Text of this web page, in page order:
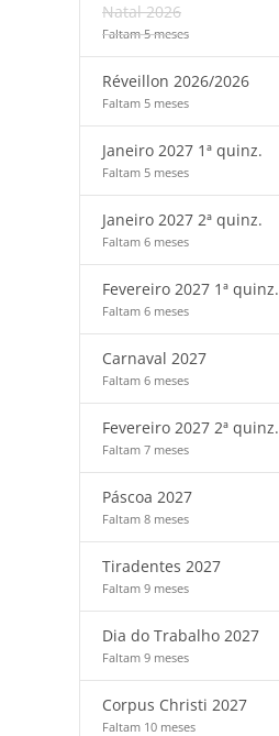
Natal 2026
Faltam 5 meses
Réveillon 2026/2026
Faltam 5 meses
Janeiro 2027 1ª quinz.
Faltam 5 meses
Janeiro 2027 2ª quinz.
Faltam 6 meses
Fevereiro 2027 1ª quinz.
Faltam 6 meses
Carnaval 2027
Faltam 6 meses
Fevereiro 2027 2ª quinz.
Faltam 7 meses
Páscoa 2027
Faltam 8 meses
Tiradentes 2027
Faltam 9 meses
Dia do Trabalho 2027
Faltam 9 meses
Corpus Christi 2027
Faltam 10 meses